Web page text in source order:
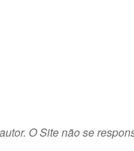
O Site não se